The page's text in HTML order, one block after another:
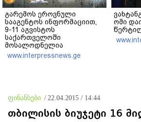
გარემოს ეროვნული
სააგენტოს ინფორმაციით,
9-11 აგვისტოს
საქართველოში
მოსალოდნელია
დროგამოშვებით წვიმა
www.interpressnews.ge
ომი
ფინანსები / 22.04.2015 / 14:44
თბილისის ბიუჯეტი 16